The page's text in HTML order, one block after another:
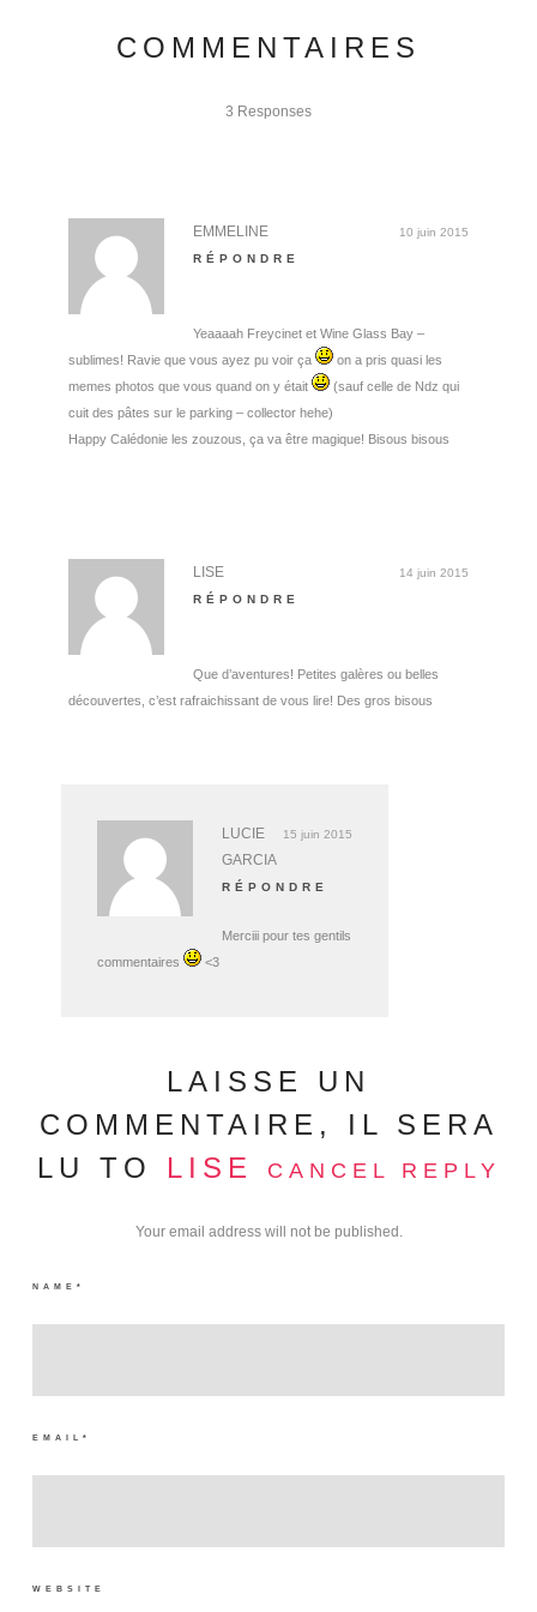
COMMENTAIRES
3 Responses
10 juin 2015
EMMELINE
RÉPONDRE
Yeaaaah Freycinet et Wine Glass Bay –
sublimes! Ravie que vous ayez pu voir ça
on a pris quasi les
memes photos que vous quand on y était
(sauf celle de Ndz qui
cuit des pâtes sur le parking – collector hehe)
Happy Calédonie les zouzous, ça va être magique! Bisous bisous
14 juin 2015
LISE
RÉPONDRE
Que d’aventures! Petites galères ou belles
découvertes, c’est rafraichissant de vous lire! Des gros bisous
15 juin 2015
LUCIE
GARCIA
RÉPONDRE
Merciii pour tes gentils
commentaires
<3
LAISSE UN
COMMENTAIRE, IL SERA
LU TO LISE CANCEL REPLY
Your email address will not be published.
NAME *
EMAIL *
WEBSITE